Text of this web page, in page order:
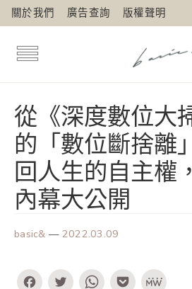
關於我們 廣告查詢 版權聲明
從《深度數位大
的「數位斷捨離
回人生的自主權
內幕大公開
basic& — 2022.03.09
FacebookTwitterWhatsApp
Pocket